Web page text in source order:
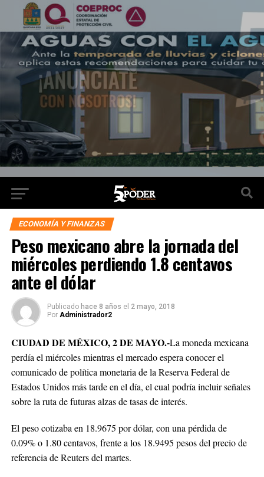
ECONOMÍA Y FINANZAS
Peso mexicano abre la jornada del
miércoles perdiendo 1.8 centavos
ante el dólar
Publicado hace 8 años el 2 mayo, 2018
Por Administrador2
CIUDAD DE MÉXICO, 2 DE MAYO.-La moneda mexicana
perdía el miércoles mientras el mercado espera conocer el
comunicado de política monetaria de la Reserva Federal de
Estados Unidos más tarde en el día, el cual podría incluir señales
sobre la ruta de futuras alzas de tasas de interés.
El peso cotizaba en 18.9675 por dólar, con una pérdida de
0.09% o 1.80 centavos, frente a los 18.9495 pesos del precio de
referencia de Reuters del martes.